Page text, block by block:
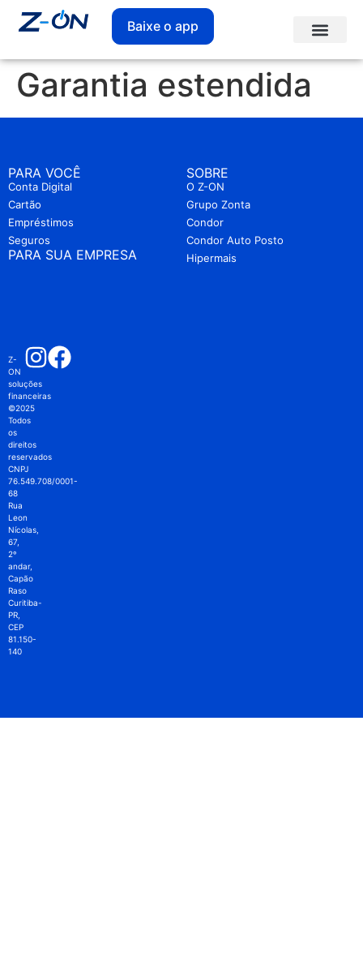
Baixe o app
Garantia estendida
PARA VOCÊ
Conta Digital
Cartão
Empréstimos
Seguros
PARA SUA EMPRESA
SOBRE
O Z-ON
Grupo Zonta
Condor
Condor Auto Posto
Hipermais
Z-
ON
soluções
financeiras
©2025
Todos
os
direitos
reservados
CNPJ
76.549.708/0001-
68
Rua
Leon
Nícolas,
67,
2º
andar,
Capão
Raso
Curitiba-
PR,
CEP
81.150-
140